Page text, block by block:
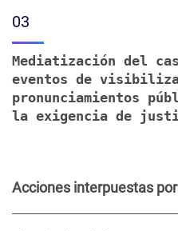
03
Mediatización del
eventos de
pronunciamientos
la exigencia de
Acciones interpuestas